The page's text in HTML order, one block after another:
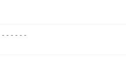
- - - - - -